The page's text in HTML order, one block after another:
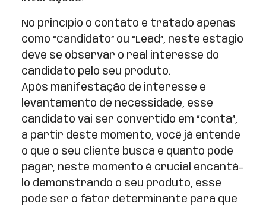
No princípio o contato é tratado apenas
como “Candidato” ou “Lead”, neste estágio
deve se observar o real interesse do
candidato pelo seu produto.
Após manifestação de interesse e
levantamento de necessidade, esse
candidato vai ser convertido em “conta”,
a partir deste momento, você já entende
o que o seu cliente busca e quanto pode
pagar, neste momento é crucial encantá-
lo demonstrando o seu produto, esse
pode ser o fator determinante para que